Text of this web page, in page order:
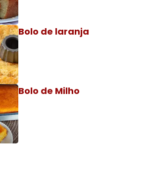
Bolo de laranja
Bolo de Milho